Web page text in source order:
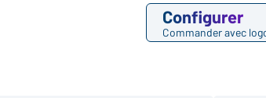
Configurer
Commander avec